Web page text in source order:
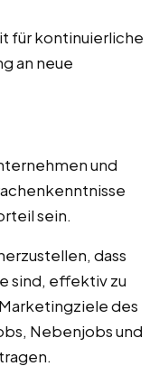
für kontinuierliche
an neue
und
sein.
dass
sind, effektiv zu
des
Nebenjobs und